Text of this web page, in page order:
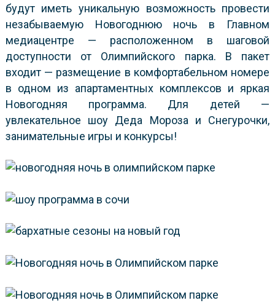
будут иметь уникальную возможность провести
незабываемую Новогоднюю ночь в Главном
медиацентре — расположенном в шаговой
доступности от Олимпийского парка. В пакет
входит — размещение в комфортабельном номере
в одном из апартаментных комплексов и яркая
Новогодняя программа. Для детей —
увлекательное шоу Деда Мороза и Снегурочки,
занимательные игры и конкурсы!